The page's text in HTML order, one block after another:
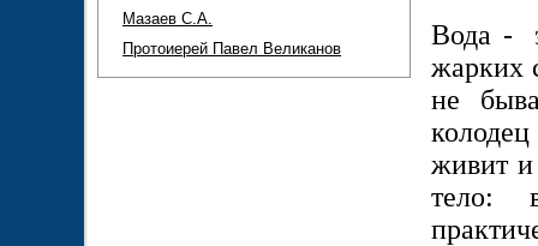
Вода -
жарких
не
живит и
тело:
Мазаев С.А.
Протоиерей Павел Великанов